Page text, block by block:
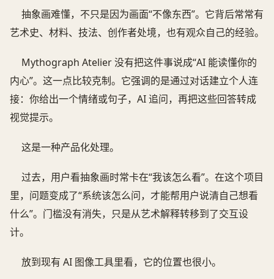
抽象画难懂，不只是因为画面“不像东西”。它背后常常有
艺术史、材料、技法、创作者处境，也有观众自己的经验。
Mythograph Atelier 没有把这件事说成“AI 能读懂你的
内心”。这一点比较克制。它强调的是通过对话建立个人连
接：你给出一个情绪或句子，AI 追问，再把这些回答转成
视觉提示。
这是一种产品化处理。
过去，用户看抽象画时常卡在“我该怎么看”。在这个项目
里，问题变成了“系统该怎么问，才能帮用户说清自己想看
什么”。门槛没有消失，只是从艺术解释转移到了交互设
计。
放到现有 AI 图像工具里看，它的位置也很小。